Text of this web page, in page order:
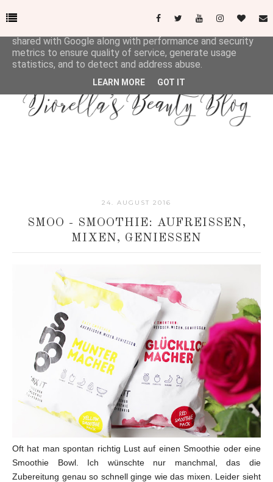
24. AUGUST 2016
SMOO - SMOOTHIE: AUFREISSEN,
MIXEN, GENIESSEN
Oft hat man spontan richtig Lust auf einen Smoothie oder eine
Smoothie Bowl. Ich wünschte nur manchmal, das die
Zubereitung genau so schnell ginge wie das mixen. Leider sieht
This site uses cookies from Google to deliver its services
shared with Google along with performance and security
metrics to ensure quality of service, generate usage
statistics, and to detect and address abuse.
LEARN MORE GOT IT